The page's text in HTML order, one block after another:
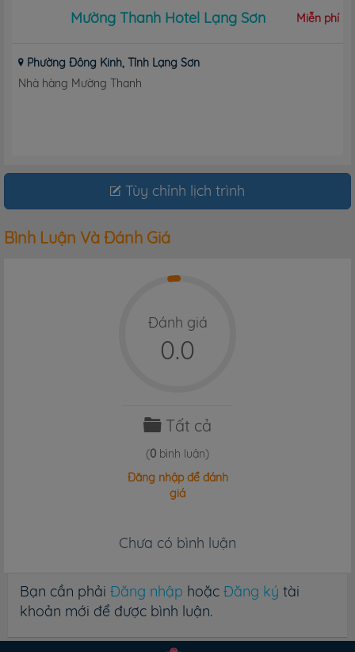
Mường Thanh Hotel Lạng Sơn Miễn phí
Phường Đông Kinh, Tỉnh Lạng Sơn
Nhà hàng Mường Thanh
Tùy chỉnh lịch trình
Bình Luận Và Đánh Giá
Đánh giá
0.0
Tất cả
(0 bình luận)
Đăng nhập để đánh
giá
Chưa có bình luận
Bạn cần phải Đăng nhập hoặc Đăng ký tài
khoản mới để được bình luận.